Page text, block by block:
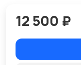
12 500 ₽